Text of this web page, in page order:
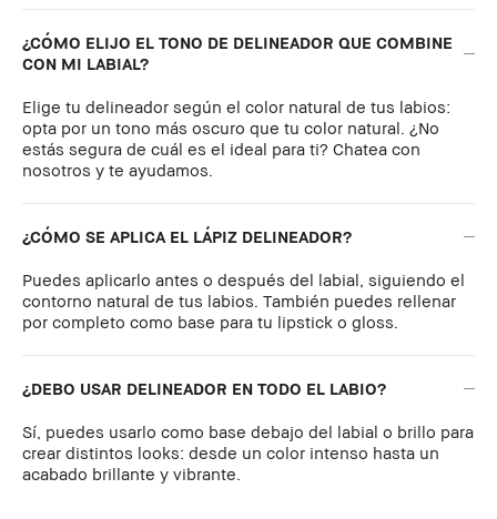
¿CÓMO ELIJO EL TONO DE DELINEADOR QUE COMBINE
CON MI LABIAL?
Elige tu delineador según el color natural de tus labios:
opta por un tono más oscuro que tu color natural. ¿No
estás segura de cuál es el ideal para ti? Chatea con
nosotros y te ayudamos.
¿CÓMO SE APLICA EL LÁPIZ DELINEADOR?
Puedes aplicarlo antes o después del labial, siguiendo el
contorno natural de tus labios. También puedes rellenar
por completo como base para tu lipstick o gloss.
¿DEBO USAR DELINEADOR EN TODO EL LABIO?
Sí, puedes usarlo como base debajo del labial o brillo para
crear distintos looks: desde un color intenso hasta un
acabado brillante y vibrante.